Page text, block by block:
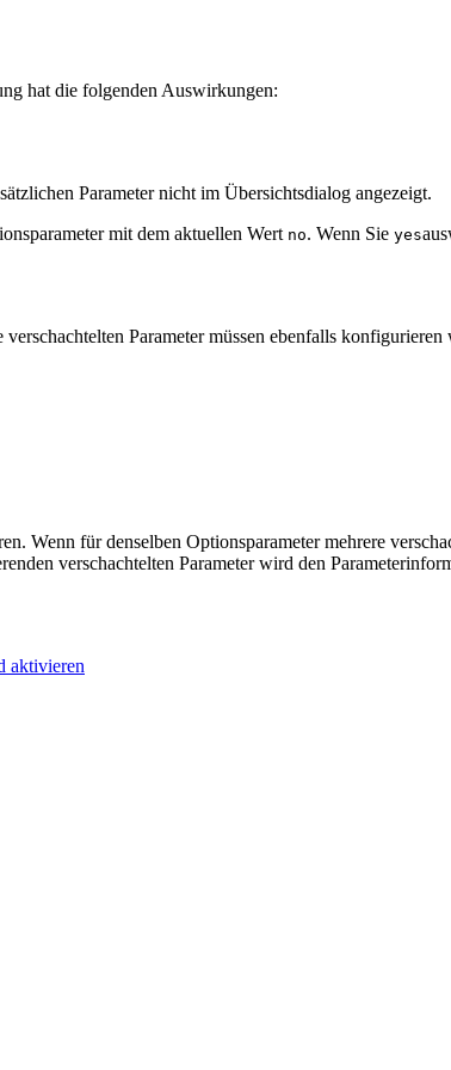
hat die folgenden Auswirkungen:
Parameter nicht im Übersichtsdialog angezeigt.
mit dem aktuellen Wert no. Wenn Sie yes
Parameter müssen ebenfalls
Wenn für denselben Optionsparameter mehrere
verschachtelten Parameter wird den
aktivieren